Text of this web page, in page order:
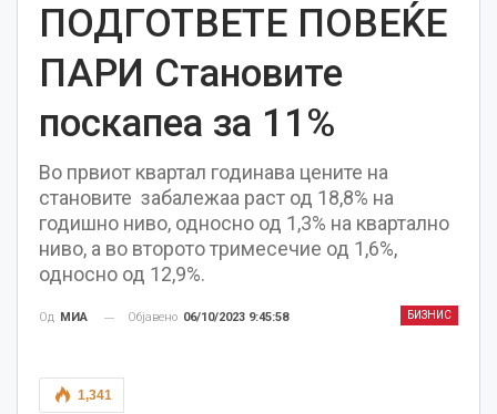
ПОДГОТВЕТЕ ПОВЕЌЕ
ПАРИ Становите
поскапеа за 11%
Во првиот квартал годинава цените на
становите забалежаа раст од 18,8% на
годишно ниво, односно од 1,3% на квартално
ниво, а во второто тримесечие од 1,6%,
односно од 12,9%.
БИЗНИС
Од МИА Објавено 06/10/2023 9:45:58
1,341